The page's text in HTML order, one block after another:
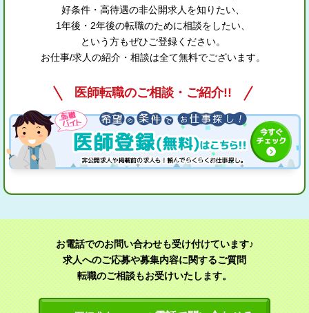
好条件・高待遇の非公開求人を知りたい、
1年後・2年後の転職のために相談をしたい、
という方もぜひご登録ください。
お仕事/求人の紹介・相談は全て無料でございます。
医師転職のご相談・ご紹介!!
お電話でのお問い合わせも受け付けています♪
求人へのご応募や募集内容に関するご質問
転職のご相談もお受けいたします。